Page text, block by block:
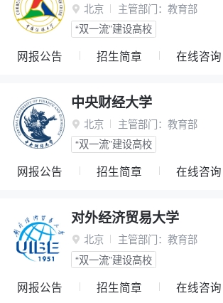
 北京 主管部门： 教育部
“双一流”建设高校
网报公告 招生简章 在线咨询
中央财经大学
 北京 主管部门： 教育部
“双一流”建设高校
网报公告 招生简章 在线咨询
对外经济贸易大学
 北京 主管部门： 教育部
“双一流”建设高校
网报公告 招生简章 在线咨询